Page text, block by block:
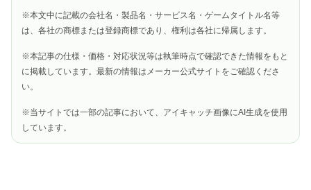
※本文中に記載の会社名・製品名・サービス名・ゲームタイトル名等
は、各社の商標または登録商標であり、権利は各社に帰属します。
※本記事の仕様・価格・対応状況等は執筆時点で確認できた情報をもと
に掲載しています。最新の情報はメーカー公式サイトをご確認くださ
い。
※当サイトでは一部の記事において、アイキャッチ画像にAI生成を使用
しています。